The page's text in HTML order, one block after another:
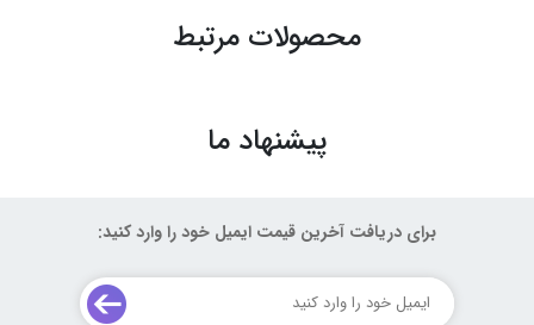
محصولات مرتبط
پیشنهاد ما
برای دریافت آخرین قیمت ایمیل خود را وارد کنید: